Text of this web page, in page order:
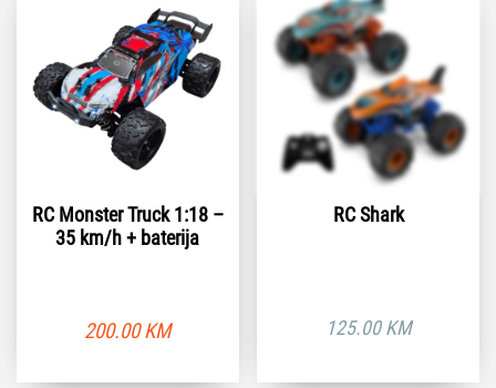
RC Monster Truck 1:18 –
35 km/h + baterija
200.00KM
RC Shark
125.00KM